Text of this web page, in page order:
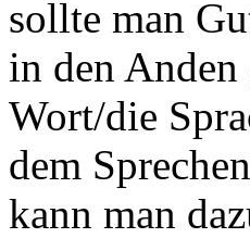
sollte man
in den Anden
Wort/die
dem
kann man